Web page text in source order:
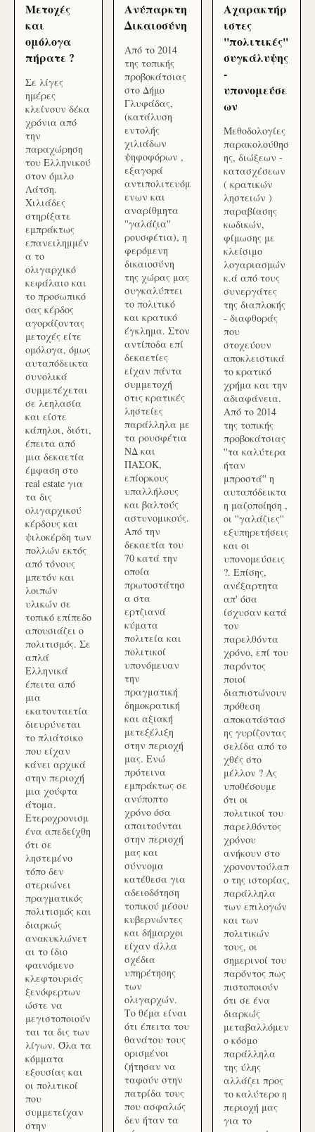
Μετοχές
και
ομόλογα
πήρατε ?
Σε λίγες
ημέρες
κλείνουν δέκα
χρόνια από
την
παραχώρηση
του Ελληνικού
στον όμιλο
Λάτση.
Χιλιάδες
στηρίξατε
εμπράκτως
επανειλημμέν
α το
ολιγαρχικό
κεφάλαιο και
το προσωπικό
σας κέρδος
αγοράζοντας
μετοχές είτε
ομόλογα, όμως
αυταπόδεικτα
συνολικά
συμμετέχεται
σε λεηλασία
και είστε
κάπηλοι, διότι,
έπειτα από
μια δεκαετία
έμφαση στο
real estate για
τα δις
ολιγαρχικού
κέρδους και
ψιλοκέρδη των
πολλών εκτός
από τόνους
μπετόν και
λοιπών
υλικών σε
τοπικό επίπεδο
απουσιάζει ο
πολιτισμός. Σε
απλά
Ελληνικά
έπειτα από
μια
εκατονταετία
διευρύνεται
το πλιάτσικο
που είχαν
κάνει αρχικά
στην περιοχή
μια χούφτα
άτομα.
Ετεροχρονισμ
ένα απεδείχθη
ότι σε
ληστεμένο
τόπο δεν
στεριώνει
πραγματικός
πολιτισμός και
διαρκώς
ανακυκλώνετ
αι το ίδιο
φαινόμενο
κλεφτουριάς
ξενόφερτων
ώστε να
μεγιστοποιούν
ται τα δις των
λίγων. Όλα τα
κόμματα
εξουσίας και
οι πολιτικοί
που
συμμετείχαν
στην
Ανύπαρκτη
Δικαιοσύνη
Από το 2014
της τοπικής
προβοκάτσιας
στο Δήμο
Γλυφάδας,
(κατάλυση
εντολής
χιλιάδων
ψηφοφόρων ,
εξαγορά
αντιπολιτευόμ
ενων και
αναρίθμητα
''γαλάζια''
ρουσφέτια), η
φερόμενη
δικαιοσύνη
της χώρας μας
συγκαλύπτει
το πολιτικό
και κρατικό
έγκλημα. Στον
αντίποδα επί
δεκαετίες
είχαν πάντα
συμμετοχή
στις κρατικές
ληστείες
παράλληλα με
τα ρουσφέτια
ΝΔ και
ΠΑΣΟΚ,
επίορκους
υπαλλήλους
και βαλτούς
αστυνομικούς.
Από την
δεκαετία του
70 κατά την
οποία
πρωτοστάτησ
α στα
ερτζιανά
κύματα
πολιτεία και
πολιτικοί
υπονόμευαν
την
πραγματική
δημοκρατική
και αξιακή
μετεξέλιξη
στην περιοχή
μας. Ενώ
πρότεινα
εμπράκτως σε
ανύποπτο
χρόνο όσα
απαιτούνται
στην περιοχή
μας και
σύννομα
κατέθεσα για
αδειοδότηση
τοπικού μέσου
κυβερνώντες
και δήμαρχοι
είχαν άλλα
σχέδια
υπηρέτησης
των
ολιγαρχών.
Το θέμα είναι
ότι έπειτα του
θανάτου τους
ορισμένοι
ζήτησαν να
ταφούν στην
πατρίδα τους
που ασφαλώς
δεν ήταν τα
Αχαρακτήρ
ιστες
''πολιτικές''
συγκάλυψης
-
υπονομεύσε
ων
Μεθοδολογίες
παρακολούθησ
ης, διώξεων -
κατασχέσεων
( κρατικών
ληστειών )
παραβίασης
κωδικών,
φίμωσης με
κλείσιμο
λογαριασμών
κ.ά από τους
συνεργάτες
της διαπλοκής
- διαφθοράς
που
στοχεύουν
αποκλειστικά
το κρατικό
χρήμα και την
αδιαφάνεια.
Από το 2014
της τοπικής
προβοκάτσιας
''τα καλύτερα
ήταν
μπροστά'' η
αυταπόδεικτα
η μαζοποίηση ,
οι ''γαλάζιες''
εξυπηρετήσεις
και οι
υπονομεύσεις
?. Επίσης,
ανέξαρτητα
απ' όσα
ίσχυσαν κατά
τον
παρελθόντα
χρόνο, επί του
παρόντος
ποιοί
διαπιστώνουν
πρόθεση
αποκατάστασ
ης γυρίζοντας
σελίδα από το
χθές στο
μέλλον ? Ας
υποθέσουμε
ότι οι
πολιτικοί του
παρελθόντος
χρόνου
ανήκουν στο
χρονοντούλαπ
ο της ιστορίας,
παράλληλα
των επιλογών
και των
πολιτικών
τους, οι
σημερινοί του
παρόντος πως
πιστοποιούν
ότι σε ένα
διαρκώς
μεταβαλλόμεν
ο κόσμο
παράλληλα
της ύλης
αλλάζει προς
το καλύτερο η
περιοχή μας
για το